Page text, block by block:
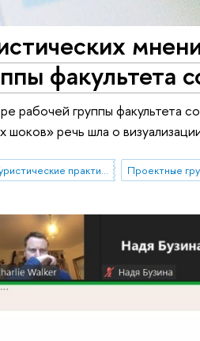
факультета
рабочей группы факультета
шоков» речь шла о
Рабочая группа "Туристические практики населения под воздействием внешних шоков: возможности и ограничения изучения опросными и не-опросными методами"